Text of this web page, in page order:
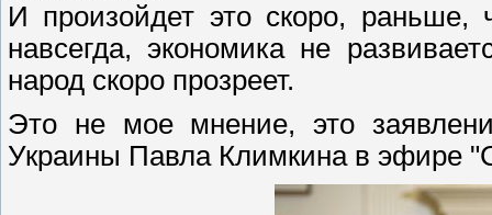
И произойдет это скоро,
навсегда, экономика не
народ скоро прозреет.
Это не мое мнение, это
Украины Павла Климкина в эфире